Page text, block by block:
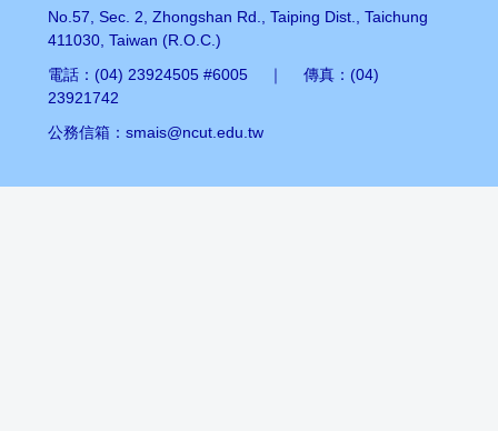
No.57, Sec. 2, Zhongshan Rd., Taiping Dist., Taichung
411030, Taiwan (R.O.C.)
電話：(04) 23924505 #6005 ｜ 傳真：(04)
23921742
公務信箱：smais@ncut.edu.tw